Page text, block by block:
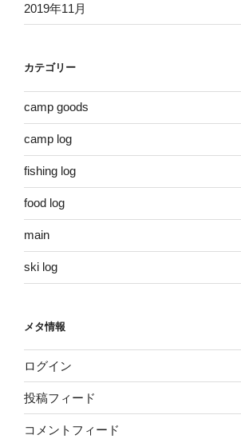
2019年11月
カテゴリー
camp goods
camp log
fishing log
food log
main
ski log
メタ情報
ログイン
投稿フィード
コメントフィード